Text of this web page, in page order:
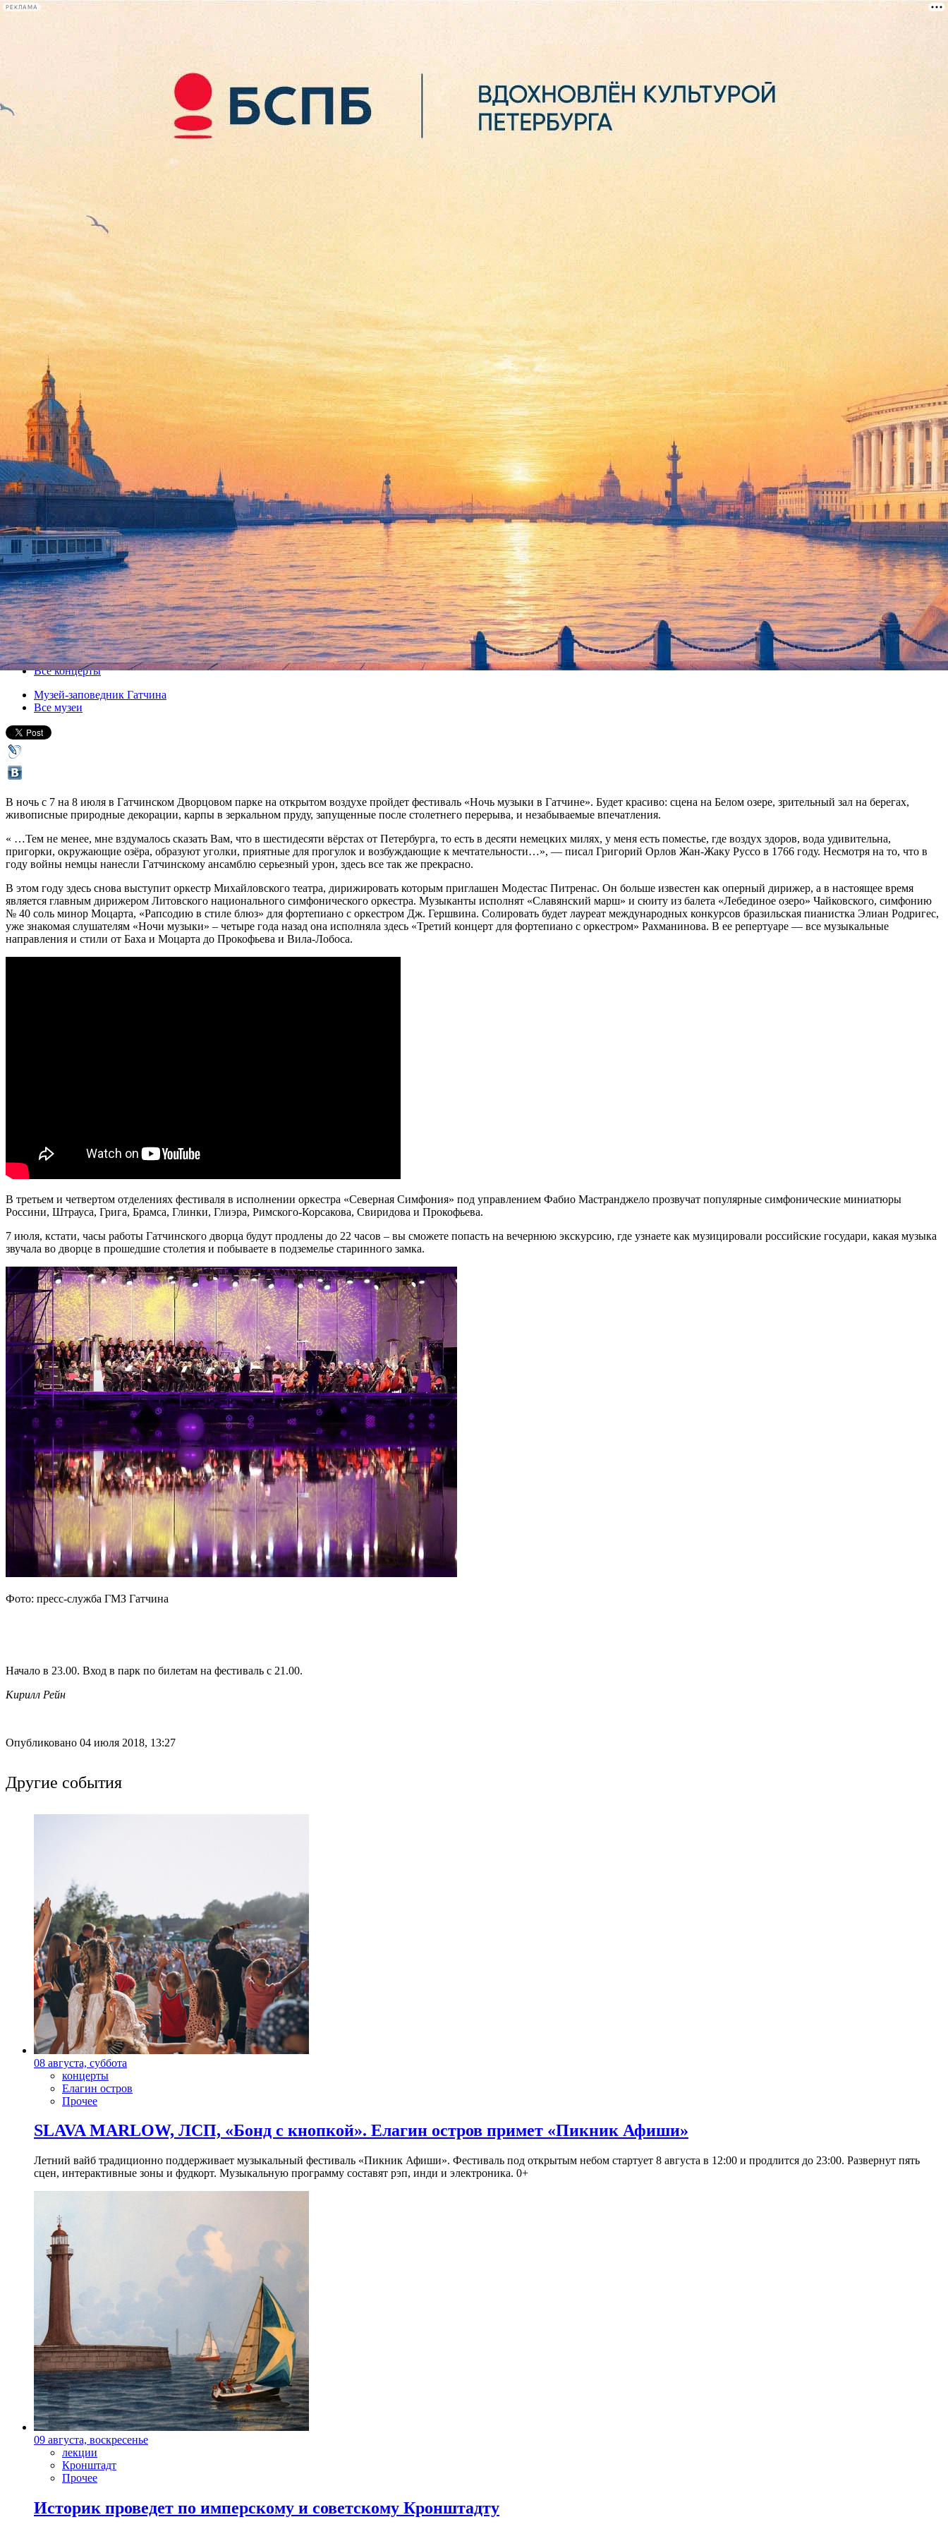
РЕКЛАМА
лекции
книги
Гатчинский парк расцветет «Ночью музыки»
07 июля 2018, суббота,21.00
Версия для печати
Все афиша плюс
Все концерты
Музей-заповедник Гатчина
Все музеи
В ночь с 7 на 8 июля в Гатчинском Дворцовом парке на открытом воздухе пройдет фестиваль «Ночь музыки в Гатчине». Будет красиво: сцена на Белом озере, зрительный зал на берегах,
живописные природные декорации, карпы в зеркальном пруду, запущенные после столетнего перерыва, и незабываемые впечатления.
« …Тем не менее, мне вздумалось сказать Вам, что в шестидесяти вёрстах от Петербурга, то есть в десяти немецких милях, у меня есть поместье, где воздух здоров, вода удивительна,
пригорки, окружающие озёра, образуют уголки, приятные для прогулок и возбуждающие к мечтательности…», — писал Григорий Орлов Жан-Жаку Руссо в 1766 году. Несмотря на то, что в
году войны немцы нанесли Гатчинскому ансамблю серьезный урон, здесь все так же прекрасно.
В этом году здесь снова выступит оркестр Михайловского театра, дирижировать которым приглашен Модестас Питренас. Он больше известен как оперный дирижер, а в настоящее время
является главным дирижером Литовского национального симфонического оркестра. Музыканты исполнят «Славянский марш» и сюиту из балета «Лебединое озеро» Чайковского, симфонию
№ 40 соль минор Моцарта, «Рапсодию в стиле блюз» для фортепиано с оркестром Дж. Гершвина. Солировать будет лауреат международных конкурсов бразильская пианистка Элиан Родригес,
уже знакомая слушателям «Ночи музыки» – четыре года назад она исполняла здесь «Третий концерт для фортепиано с оркестром» Рахманинова. В ее репертуаре — все музыкальные
направления и стили от Баха и Моцарта до Прокофьева и Вила-Лобоса.
В третьем и четвертом отделениях фестиваля в исполнении оркестра «Северная Симфония» под управлением Фабио Мастранджело прозвучат популярные симфонические миниатюры
Россини, Штрауса, Грига, Брамса, Глинки, Глиэра, Римского-Корсакова, Свиридова и Прокофьева.
7 июля, кстати, часы работы Гатчинского дворца будут продлены до 22 часов – вы сможете попасть на вечернюю экскурсию, где узнаете как музицировали российские государи, какая музыка
звучала во дворце в прошедшие столетия и побываете в подземелье старинного замка.
Фото: пресс-служба ГМЗ Гатчина
Начало в 23.00. Вход в парк по билетам на фестиваль с 21.00.
Кирилл Рейн
Опубликовано 04 июля 2018, 13:27
Другие события
08 августа, суббота
концерты
Елагин остров
Прочее
SLAVA MARLOW, ЛСП, «Бонд с кнопкой». Елагин остров примет «Пикник Афиши»
Летний вайб традиционно поддерживает музыкальный фестиваль «Пикник Афиши». Фестиваль под открытым небом стартует 8 августа в 12:00 и продлится до 23:00. Развернут пять
сцен, интерактивные зоны и фудкорт. Музыкальную программу составят рэп, инди и электроника. 0+
09 августа, воскресенье
лекции
Кронштадт
Прочее
Историк проведет по имперскому и советскому Кронштадту